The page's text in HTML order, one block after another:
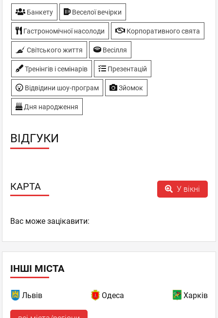
Банкету Веселої вечірки
Гастрономічної насолоди Корпоративного свята
Світського життя Весілля
Тренінгів і семінарів Презентацій
Відвідини шоу-програм Зйомок
Дня народження
ВІДГУКИ
КАРТА У вікні
Вас може зацікавити:
ІНШІ МІСТА
Львів Одеса Харків